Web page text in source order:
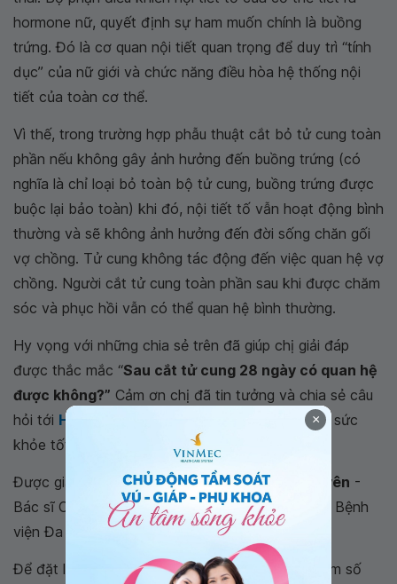
hormone nữ, quyết định sự ham muốn chính là buồng
trứng. Đó là cơ quan nội tiết quan trọng để duy trì “tính
dục” của nữ giới và chức năng điều hòa hệ thống nội
tiết của toàn cơ thể.
Vì thế, trong trường hợp phẫu thuật cắt bỏ tử cung toàn
phần nếu không gây ảnh hưởng đến buồng trứng (có
nghĩa là chỉ loại bỏ toàn bộ tử cung, buồng trứng được
buộc lại bảo toàn) khi đó, nội tiết tố vẫn hoạt động bình
thường và sẽ không ảnh hưởng đến đời sống chăn gối
vợ chồng. Tử cung không tác động đến việc quan hệ vợ
chồng. Người cắt tử cung toàn phần sau khi được chăm
sóc và phục hồi vẫn có thể quan hệ bình thường.
Hy vọng với những chia sẻ trên đã giúp chị giải đáp
được thắc mắc “Sau cắt tử cung 28 ngày có quan hệ
được không?” Cảm ơn chị đã tin tưởng và chia sẻ câu
hỏi tới Hệ thống Y tế Vinmec
. Chúc chị luôn có sức
khỏe tốt.
Được giải đáp bởiThạc sĩ, Bác sĩ Lê Nhất Nguyên -
Bác sĩ Chuyên khoa sản - Khoa Sản Phụ Khoa - Bệnh
viện Đa khoa Quốc tế Vinmec Đà Nẵng
Để đặt lịch khám tại viện, Quý khách vui lòng bấm số
×